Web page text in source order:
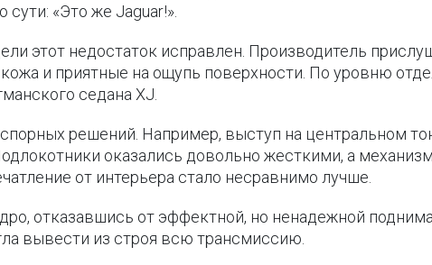
сути: «Это же Jaguar!».
этот недостаток исправлен. Производитель
и приятные на ощупь поверхности. По уровню
седана XJ.
решений. Например, выступ на центральном
оказались довольно жесткими, а
от интерьера стало несравнимо лучше.
отказавшись от эффектной, но ненадежной
вывести из строя всю трансмиссию.